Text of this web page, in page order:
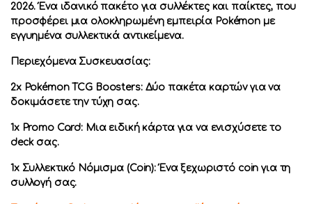
2026. Ένα ιδανικό πακέτο για συλλέκτες και παίκτες, που
προσφέρει μια ολοκληρωμένη εμπειρία Pokémon με
εγγυημένα συλλεκτικά αντικείμενα.
Περιεχόμενα Συσκευασίας:
2x Pokémon TCG Boosters: Δύο πακέτα καρτών για να
δοκιμάσετε την τύχη σας.
1x Promo Card: Μια ειδική κάρτα για να ενισχύσετε το
deck σας.
1x Συλλεκτικό Νόμισμα (Coin): Ένα ξεχωριστό coin για τη
συλλογή σας.